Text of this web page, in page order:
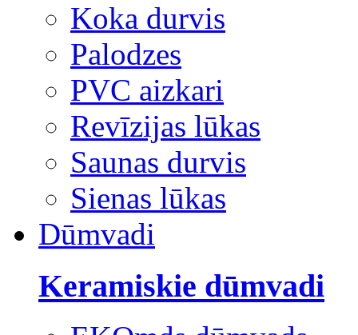
Koka durvis
Palodzes
PVC aizkari
Revīzijas lūkas
Saunas durvis
Sienas lūkas
Dūmvadi
Keramiskie dūmvadi